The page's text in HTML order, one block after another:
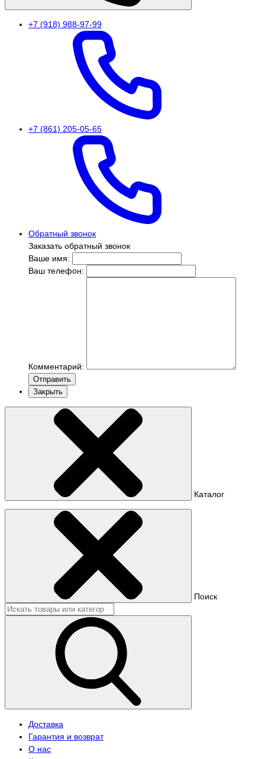
+7 (918) 988-97-99
+7 (861) 205-05-65
Обратный звонок
Заказать обратный звонок
Ваше имя:
Ваш телефон:
Комментарий:
Отправить
Закрыть
Каталог
Поиск
Доставка
Гарантия и возврат
О нас